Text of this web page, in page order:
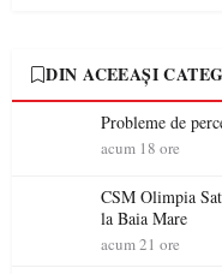
DIN ACEEAȘI
Probleme de
acum 18 ore
CSM Olimpia Satu Mare
la Baia Mare
acum 21 ore